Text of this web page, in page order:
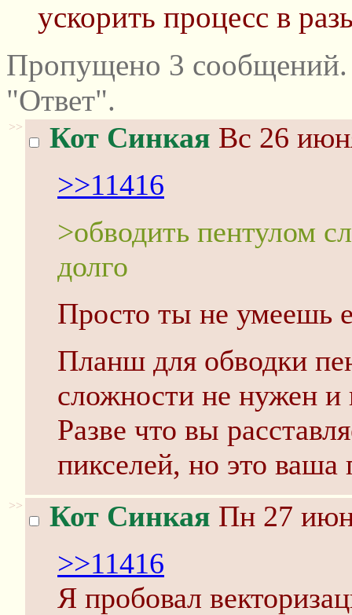
ускорить процесс в
Пропущено 3
"Ответ".
>> Кот Синкая Вс 26
>>11416
>обводить пентулом
долго
Просто ты не умеешь
Планш для обводки
сложности не нужен и
Разве что вы
пикселей, но это ваша
>> Кот Синкая Пн 27
>>11416
Я пробовал